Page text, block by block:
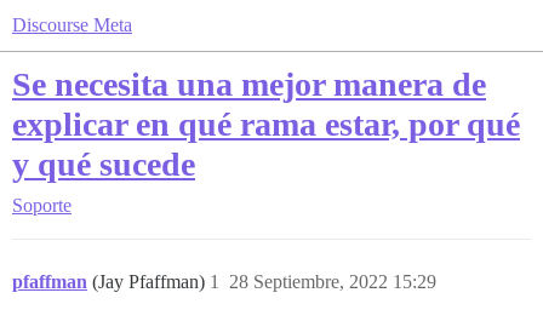
Discourse Meta
Se necesita una mejor manera de
explicar en qué rama estar, por qué
y qué sucede
Soporte
pfaffman (Jay Pfaffman) 28 Septiembre, 2022 15:29
1